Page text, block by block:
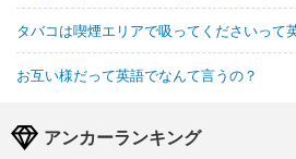
タバコは喫煙エリアで吸ってくださいって
お互い様だって英語でなんて言うの？
アンカーランキング